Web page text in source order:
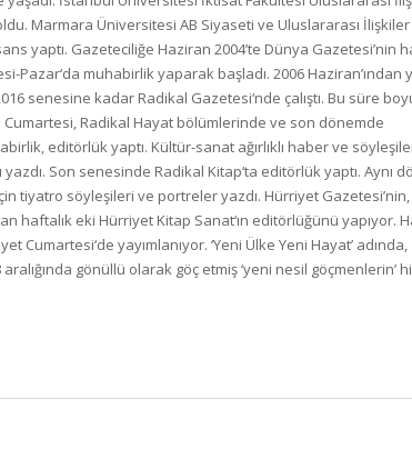
Marmara Üniversitesi AB Siyaseti ve Uluslararası İlişkiler
yaptı. Gazeteciliğe Haziran 2004’te Dünya Gazetesi’nin
Pazar‘da muhabirlik yaparak başladı. 2006 Haziran’ından
senesine kadar Radikal Gazetesi‘nde çalıştı. Bu süre
Radikal Hayat bölümlerinde ve son dönemde
editörlük yaptı. Kültür-sanat ağırlıklı haber ve
yazdı. Son senesinde Radikal Kitap‘ta editörlük yaptı. Aynı
tiyatro söyleşileri ve portreler yazdı. Hürriyet Gazetesi’nin,
haftalık eki Hürriyet Kitap Sanat‘ın editörlüğünü yapıyor.
Cumartesi‘de yayımlanıyor. ‘Yeni Ülke Yeni Hayat’ adında,
aralığında gönüllü olarak göç etmiş ‘yeni nesil göçmenlerin’